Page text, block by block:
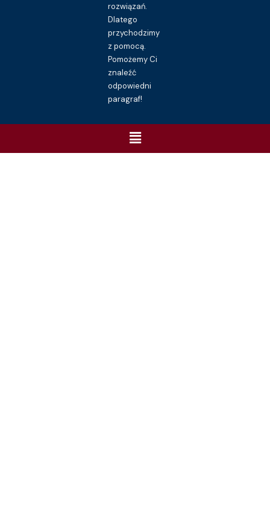
rozwiązań.
Dlatego
przychodzimy
z pomocą.
Pomożemy Ci
znaleźć
odpowiedni
paragraf!
Menu